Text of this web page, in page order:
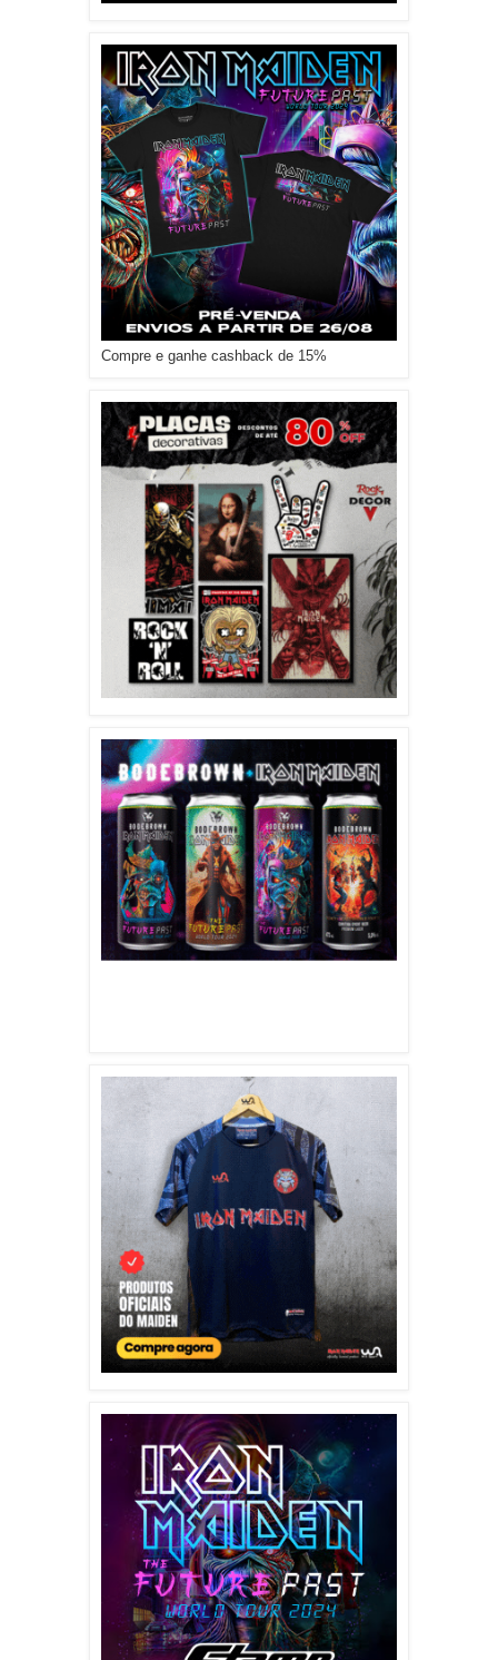
Compre e ganhe cashback de 15%